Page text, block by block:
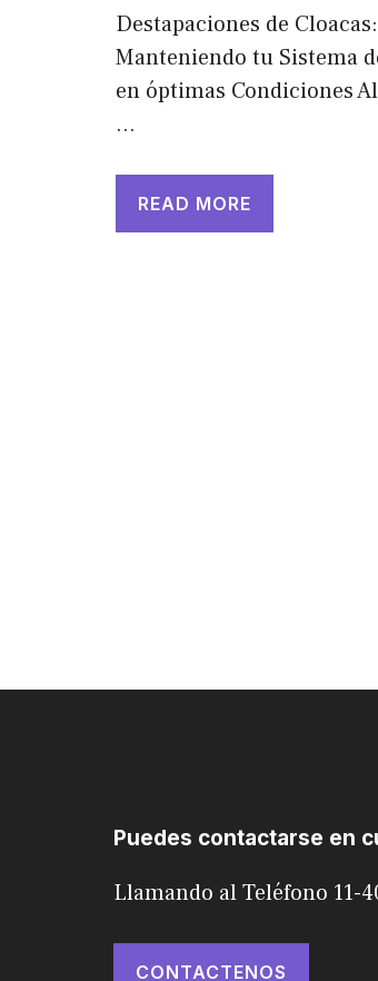
Destapaciones de Cloacas:
Manteniendo tu Sistema
en óptimas Condiciones
…
READ MORE
Puedes contactarse en
Llamando al Teléfono 11-
CONTACTENOS